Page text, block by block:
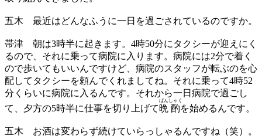
五木 最近はどんなふうに一日を過ごされているのですか。
帯津 朝は3時半に起きます。4時50分にタクシーが迎えにく
るので、それに乗って病院に入ります。病院には2分で着く
ので歩いてもいいんですけど、病院のスタッフが転ぶのを心
配してタクシーを頼んでくれましてね。それに乗って4時52
分くらいに病院に入るんです。それから一日病院で過ごし
て、夕方の5時半に仕事を切り上げて晩
ばん
酌
しゃく
を始めるんです。
五木 お酒は変わらず続けていらっしゃるんですね（笑）。